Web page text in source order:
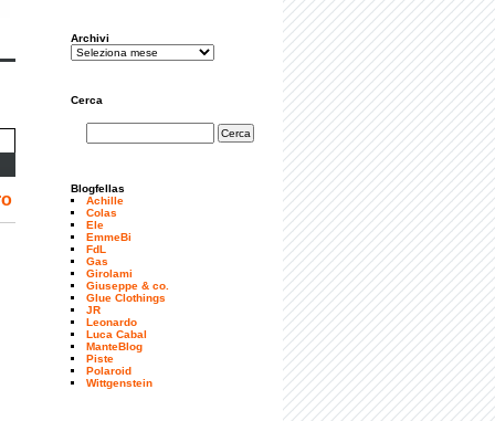
Archivi
Cerca
Blogfellas
Achille
Colas
Ele
EmmeBi
FdL
Gas
Girolami
Giuseppe & co.
Glue Clothings
JR
Leonardo
Luca Cabal
ManteBlog
Piste
Polaroid
Wittgenstein